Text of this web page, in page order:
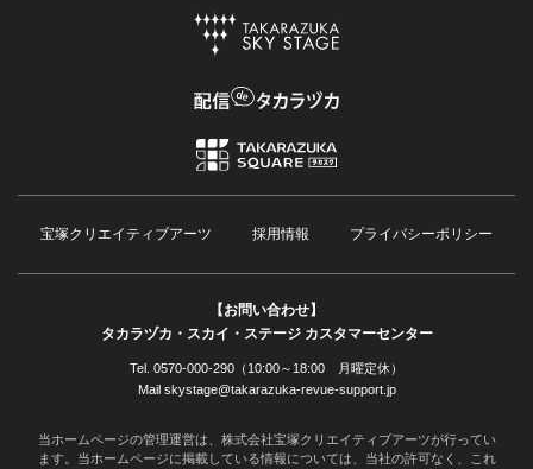
宝塚クリエイティブアーツ 採用情報 プライバシーポリシー
【お問い合わせ】
タカラヅカ・スカイ・ステージ カスタマーセンター
Tel. 0570-000-290（10:00～18:00 月曜定休）
Mail skystage@takarazuka-revue-support.jp
当ホームページの管理運営は、株式会社宝塚クリエイティブアーツが行ってい
ます。当ホームページに掲載している情報については、当社の許可なく、これ